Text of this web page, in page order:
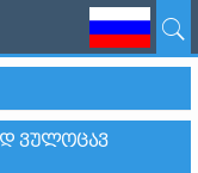
ᲕᲣᲚᲝᲪᲐᲕ